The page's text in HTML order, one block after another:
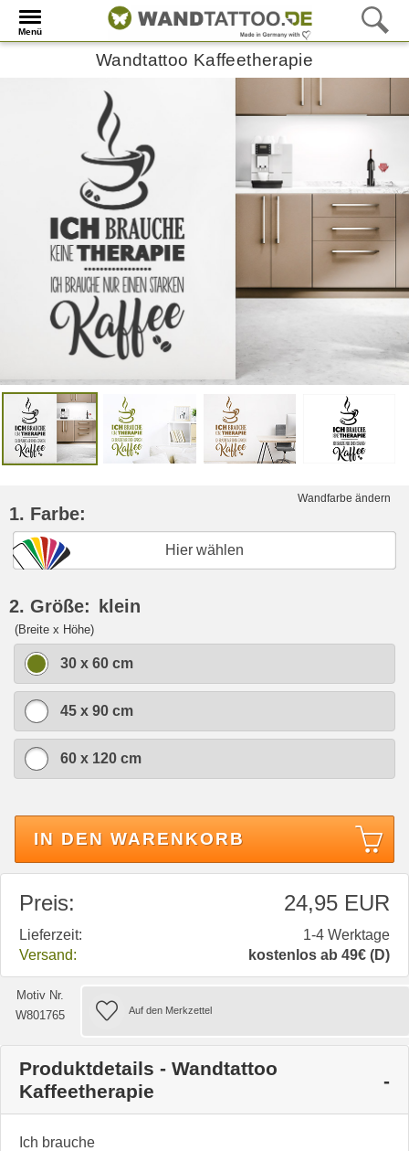
Menü
Wandtattoo Kaffeetherapie
Wandfarbe ändern
1. Farbe:
Hier wählen
2. Größe: klein
(Breite x Höhe)
30 x 60 cm
45 x 90 cm
60 x 120 cm
IN DEN WARENKORB
Preis: 24,95 EUR
Lieferzeit:
1-4 Werktage
Versand:
kostenlos ab 49€ (D)
Motiv Nr.
W801765
Produktdetails - Wandtattoo
Kaffeetherapie
Ich brauche